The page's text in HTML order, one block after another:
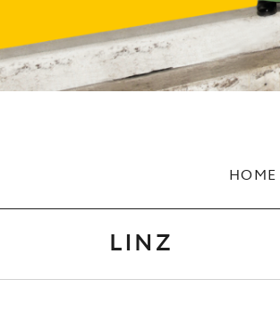
HOME
LINZ